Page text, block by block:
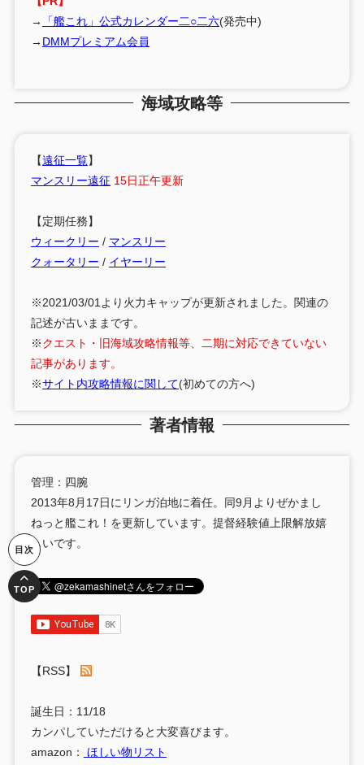
→
「艦これ」公式カレンダー二○二六(発売中)
→ DMMプレミアム会員
海域攻略等
【遠征一覧】
マンスリー遠征 15日正午更新
【定期任務】
ウィークリー / マンスリー
クォータリー / イヤーリー
※2021/03/01より火力キャップが更新されました。関連の
記述が古いままです。
※クエスト・旧海域攻略情報等、二期に対応できていない
記事があります。
※サイト内攻略情報に関して(初めての方へ)
著者情報
管理：四腕
2013年8月17日にリンガ泊地に着任。同9月よりぜかまし
ねっと艦これ！を更新しています。提督経験値上限解放嬉
しいです。
【RSS】
誕生日：11/18
カンパしていただけると大変喜びます。
amazon：
ほしい物リスト